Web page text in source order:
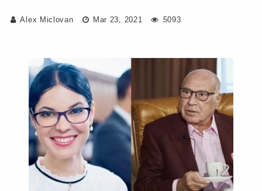
Alex Miclovan Mar 23, 2021 5093